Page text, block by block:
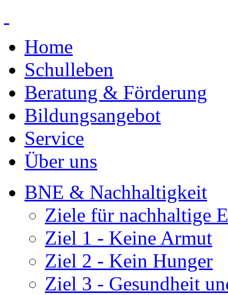
Home
Schulleben
Beratung & Förderung
Bildungsangebot
Service
Über uns
BNE & Nachhaltigkeit
Ziele für nachhaltige
Ziel 1 - Keine Armut
Ziel 2 - Kein Hunger
Ziel 3 - Gesundheit